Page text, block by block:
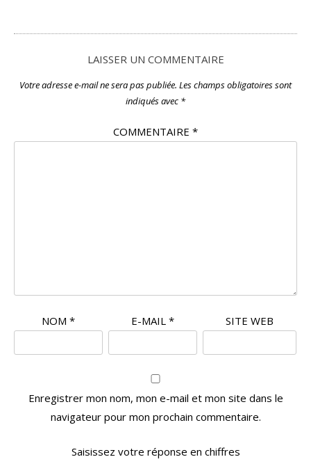
LAISSER UN COMMENTAIRE
Votre adresse e-mail ne sera pas publiée. Les champs obligatoires sont
indiqués avec *
COMMENTAIRE *
NOM* E-MAIL * SITE WEB
Enregistrer mon nom, mon e-mail et mon site dans le
navigateur pour mon prochain commentaire.
Saisissez votre réponse en chiffres